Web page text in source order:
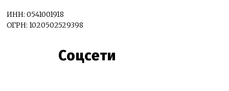
ИНН: 0541001918
ОГРН: 1020502529398
Соцсети